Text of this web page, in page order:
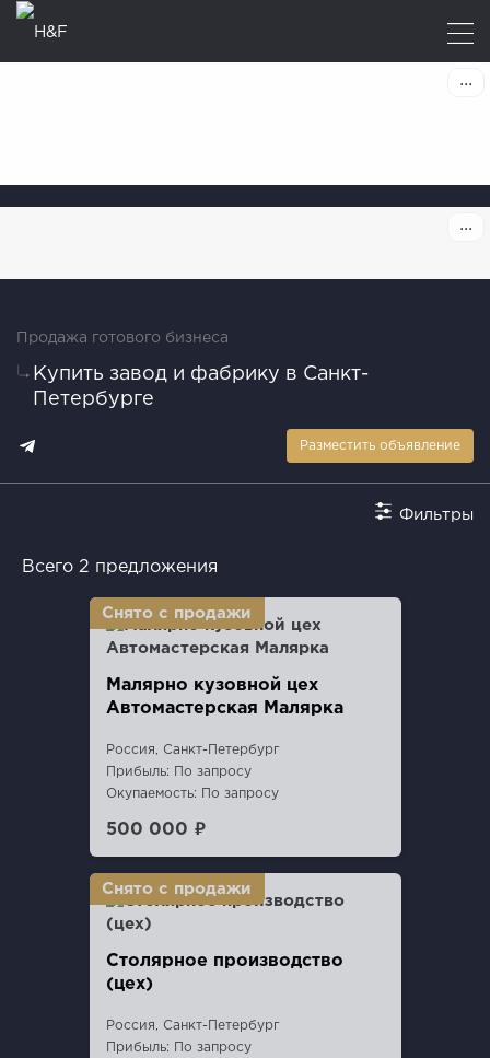
Продажа готового бизнеса
Купить завод и фабрику в Санкт-
Петербурге
Разместить объявление
Фильтры
Всего 2 предложения
Малярно кузовной цех
Автомастерская Малярка
Россия, Санкт-Петербург
Прибыль: По запросу
Окупаемость: По запросу
500 000 ₽
Столярное производство
(цех)
Россия, Санкт-Петербург
Прибыль: По запросу